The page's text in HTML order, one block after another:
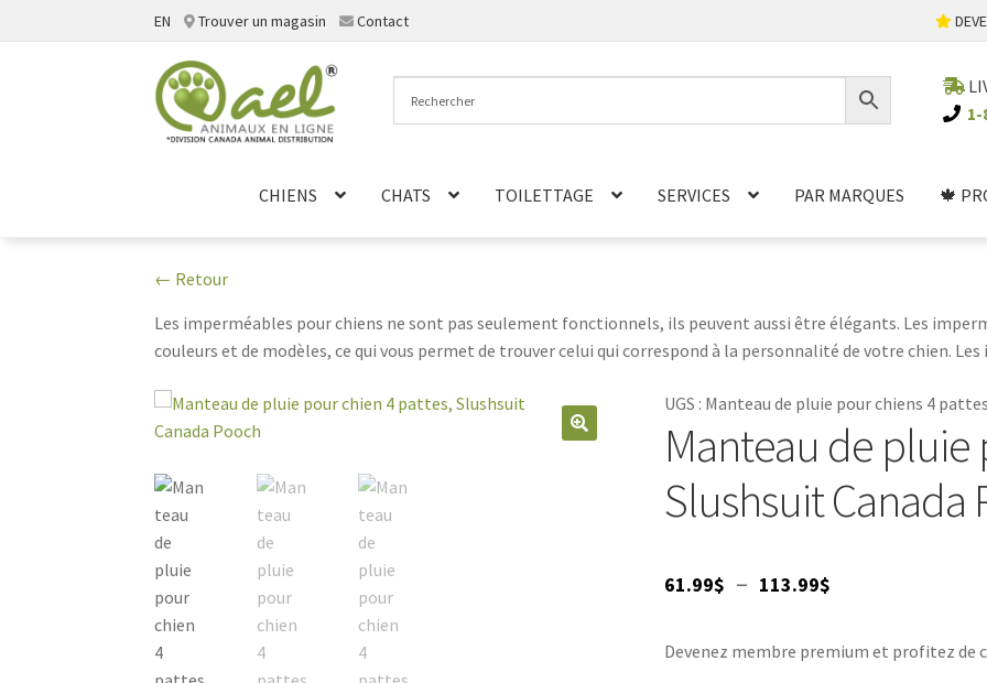
EN Trouver un magasin Contact
Aller
à
la
Aller
au
contenu
1-
CHIENS CHATS TOILETTAGE SERVICES PAR MARQUES 🍁
← Retour
Les imperméables pour chiens ne sont pas seulement fonctionnels, ils peuvent aussi être élégants. Les
couleurs et de modèles, ce qui vous permet de trouver celui qui correspond à la personnalité de votre chien.
molletonnée pour garder votre chien au chaud et au sec. Les imperméables pour chien sont faciles à enfiler et
complète contre les éléments. Que votre chien se promène sous la pluie ou joue dans la neige, un imperméable
UGS : Manteau de pluie pour chiens 4
Manteau de pluie
Slushsuit Canada
61.99$ – 113.99$Plage
prix :
Devenez membre premium et profitez de